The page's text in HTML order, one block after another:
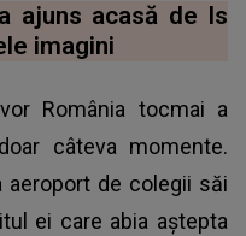
ajuns acasă de ls
imagini
România tocmai a
câteva momente.
aeroport de colegii săi
ei care abia aștepta